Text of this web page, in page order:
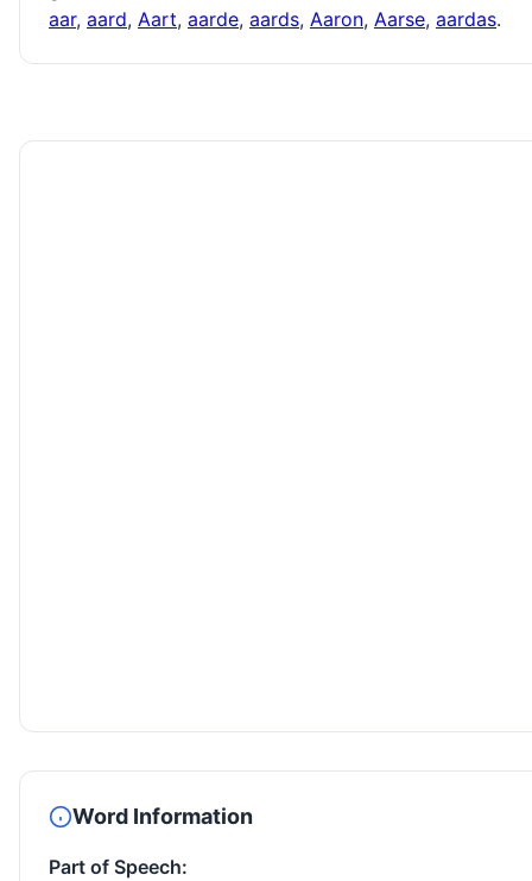
aar, aard, Aart, aarde, aards, Aaron, Aarse, aardas.
Word Information
Part of Speech: